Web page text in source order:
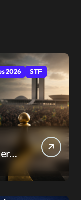
2026 STF